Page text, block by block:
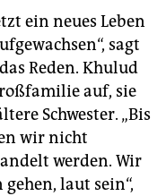
ein neues Leben
sagt
Reden. Khulud
auf, sie
Schwester. „Bis
wir nicht
werden. Wir
laut sein“,